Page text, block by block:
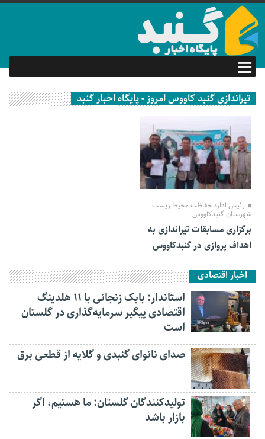
تیراندازی گنبد کاووس امروز - پایگاه اخبار گنبد
13 اسفند 1401
رئیس اداره حفاظت محیط زیست
شهرستان گنبدکاووس
برگزاری مسابقات تیراندازی به
اهداف پروازی در گنبدکاووس
اخبار اقتصادی
استاندار: بابک زنجانی با ۱۱ هلدینگ
اقتصادی پیگیر سرمایه‌گذاری در گلستان
است
صدای نانوای گنبدی و گلایه از قطعی برق
تولیدکنندگان گلستان: ما هستیم، اگر
بازار باشد